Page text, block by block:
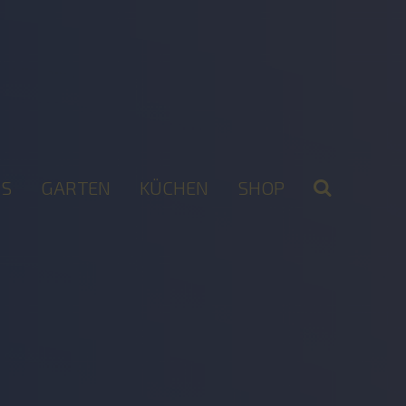
GARTEN KÜCHEN SHOP 2